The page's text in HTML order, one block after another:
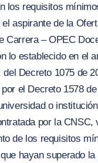
los requisitos
aspirante de la
Carrera – OPEC
lo establecido en el
del Decreto 1075 de
el Decreto 1578
o
por la CNSC,
de los requisitos
hayan superado la